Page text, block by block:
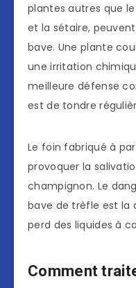
plantes autres que
et la sétaire,
bave. Une plante
une irritation
meilleure défense
est de tondre
Le foin fabriqué à
provoquer la
champignon. Le
bave de trèfle est la
perd des liquides à
Comment